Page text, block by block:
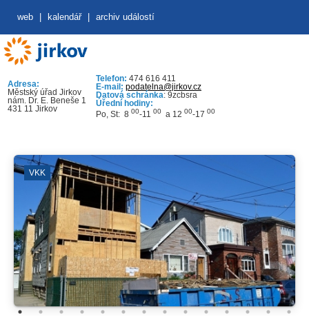
web kalendář archiv událostí
Adresa:
Městský úřad Jirkov
nám. Dr. E. Beneše 1
431 11 Jirkov
Telefon: 474 616 411
E-mail: podatelna@jirkov.cz
Datová schránka: 9zcbsra
Úřední hodiny:
Po, St: 8 00-11 00 a 12 00-17 00
VKK